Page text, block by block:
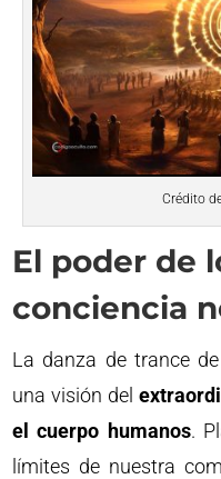
Crédito
El poder de
conciencia
La danza de trance
una visión del
el cuerpo humanos.
límites de nuestra